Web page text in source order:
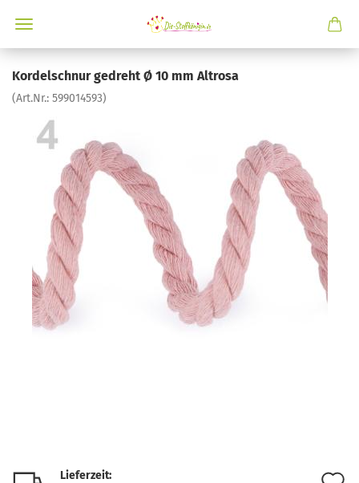
Kordelschnur gedreht Ø 10 mm Altrosa
(Art.Nr.: 599014593)
Lieferzeit: